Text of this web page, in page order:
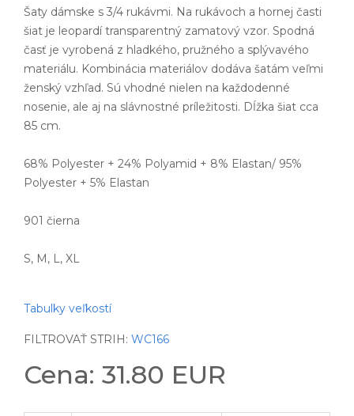
Šaty dámske s 3/4 rukávmi. Na rukávoch a hornej časti
šiat je leopardí transparentný zamatový vzor. Spodná
časť je vyrobená z hladkého, pružného a splývavého
materiálu. Kombinácia materiálov dodáva šatám veľmi
ženský vzhľad. Sú vhodné nielen na každodenné
nosenie, ale aj na slávnostné príležitosti. Dĺžka šiat cca
85 cm.
68% Polyester + 24% Polyamid + 8% Elastan/ 95%
Polyester + 5% Elastan
901 čierna
S, M, L, XL
Tabulky veľkostí
FILTROVAŤ STRIH: WC166
Cena: 31.80 EUR